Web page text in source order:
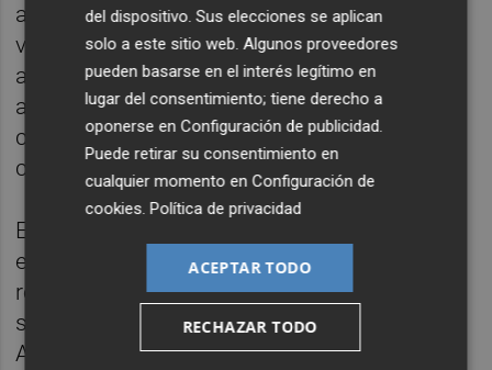
anomalía española no es tener retribución
variable, que la tienen muchas
administraciones, sino haber metido la cifra
aflorada en el baremo y no descontarla
cuando los tribunales dan la razón al
ciudadano.
El cuerpo inspector tendrá réplicas. Dirá que
el grueso del complemento no depende de
resultados y que el peso de lo cuantitativo
sobre su retribución es pequeño (la propia
Agencia lo cifra en torno al 1,4%). Dirá que él
del dispositivo. Sus elecciones se aplican
solo a este sitio web. Algunos proveedores
pueden basarse en el interés legítimo en
lugar del consentimiento; tiene derecho a
oponerse enConfiguración de publicidad.
Puede retirar su consentimiento en
cualquier momento enConfiguración de
cookies.Política de privacidad
ACEPTAR TODO
RECHAZAR TODO